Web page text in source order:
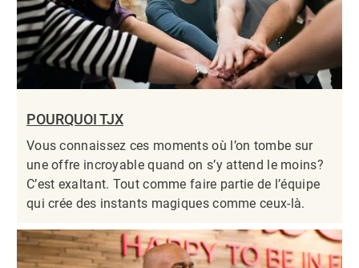
POURQUOI TJX
Vous connaissez ces moments où l’on tombe sur
une offre incroyable quand on s’y attend le moins?
C’est exaltant. Tout comme faire partie de l’équipe
qui crée des instants magiques comme ceux-là.​​​​​​​